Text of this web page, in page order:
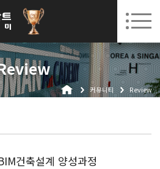
수원캠퍼스 개강 08. 12.(수)
인 회원가입 고객센터
커뮤니티 Review
건축설계 양성과정